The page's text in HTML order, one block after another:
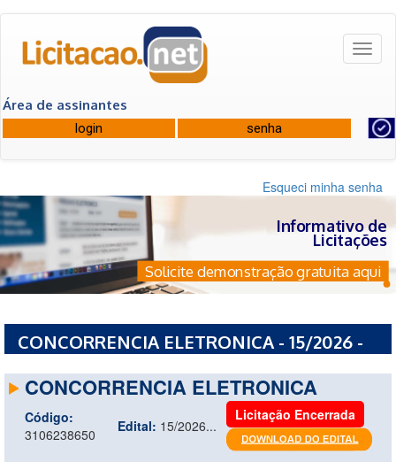
Área de assinantes
Esqueci minha senha
Informativo de
Licitações
Solicite demonstração gratuita aqui
CONCORRENCIA ELETRONICA - 15/2026 -
CONCORRENCIA ELETRONICA
Código:
3106238650
Edital: 15/2026...
Licitação Encerrada